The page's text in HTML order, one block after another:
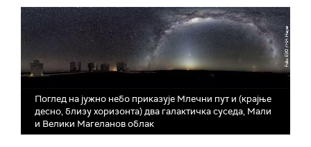
Поглед на јужно небо приказује Млечни пут и (крајње
десно, близу хоризонта) два галактичка суседа, Мали
и Велики Магеланов облак